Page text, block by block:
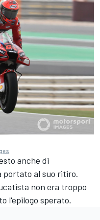
anche di
portato al suo ritiro.
non era troppo
l'epilogo sperato.